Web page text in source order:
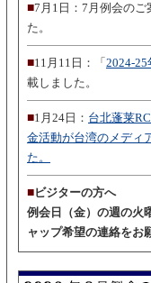
■7月1日：7月例会のご
た。
■11月11日：「 2024-
載しました。
■1月24日： 台北蓬莱
金活動が台湾のメディ
た。
■ビジターの方へ
例会日（金）の週の火
ャップ希望の連絡をお